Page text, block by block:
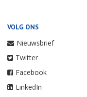
VOLG ONS
Nieuwsbrief
Twitter
Facebook
LinkedIn